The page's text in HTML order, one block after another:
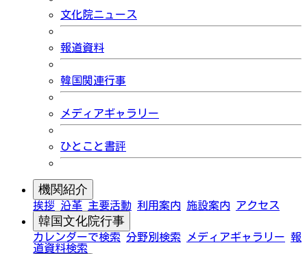
文化院ニュース
報道資料
韓国関連行事
メディアギャラリー
ひとこと書評
機関紹介
挨拶 沿革 主要活動 利用案内 施設案内 アクセス
韓国文化院行事
カレンダーで検索 分野別検索 メディアギャラリー 報
道資料検索